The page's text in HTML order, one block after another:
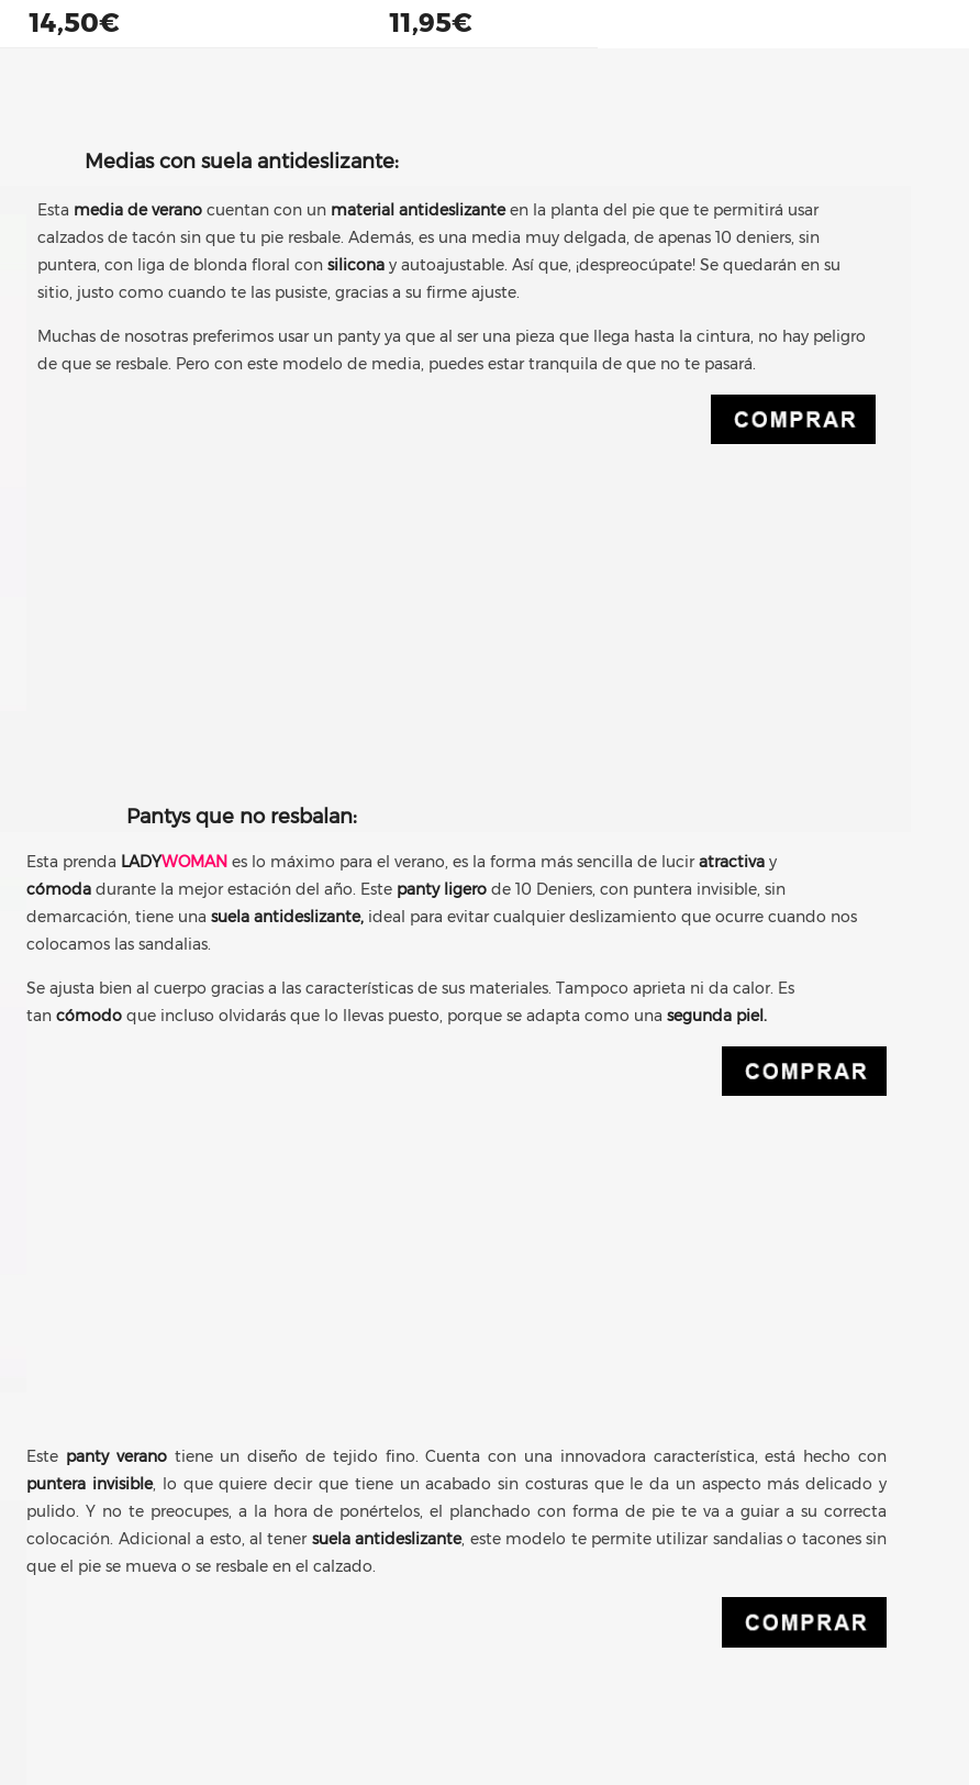
14,50€ 11,95€
Medias con suela antideslizante:
Esta media de verano cuentan con un material antideslizanteen la planta del pie que te permitirá usar
calzados de tacón sin que tu pie resbale. Además, es una media muy delgada, de apenas 10 deniers, sin
puntera, con liga de blonda floral con silicona y autoajustable. Así que, ¡despreocúpate! Se quedarán en su
sitio, justo como cuando te las pusiste, gracias a su firme ajuste.
Muchas de nosotras preferimos usar un panty ya que al ser una pieza que llega hasta la cintura, no hay peligro
de que se resbale. Pero con este modelo de media, puedes estar tranquila de que no te pasará.
Pantys que no resbalan:
Esta prenda LADYWOMANes lo máximo para el verano, es la forma más sencilla de luciratractiva y
cómoda durante la mejor estación del año. Este panty ligero de 10 Deniers, con puntera invisible, sin
demarcación, tiene unasuela antideslizante, ideal para evitar cualquier deslizamiento que ocurre cuando nos
colocamos las sandalias.
Se ajusta bien al cuerpo gracias a las características de sus materiales. Tampoco aprieta ni da calor. Es
tancómodo que incluso olvidarás que lo llevas puesto, porque se adapta como unasegunda piel.
Este panty veranotiene un diseño de tejido fino. Cuenta con una innovadora característica, está hecho con
puntera invisible, lo que quiere decir que tiene un acabado sin costuras que le da un aspecto más delicado y
pulido. Y no te preocupes, a la hora de ponértelos, el planchado con forma de pie te va a guiar a su correcta
colocación. Adicional a esto, al tenersuela antideslizante, este modelo te permite utilizar sandalias o tacones sin
que el pie se mueva o se resbale en el calzado.